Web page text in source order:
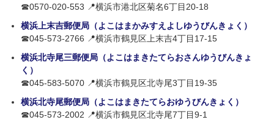
☎0570-020-553 📍横浜市港北区菊名6丁目20-18
横浜上末吉郵便局（よこはまかみすえよしゆうびんきょく）
☎045-573-2766 📍横浜市鶴見区上末吉4丁目17-15
横浜北寺尾三郵便局（よこはまきたてらおさんゆうびんきょ
く）
☎045-583-5070 📍横浜市鶴見区北寺尾3丁目19-35
横浜北寺尾郵便局（よこはまきたてらおゆうびんきょく）
☎045-573-2002 📍横浜市鶴見区北寺尾7丁目9-1